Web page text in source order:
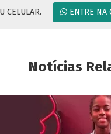
CELULAR. ENTRE NA
Notícias